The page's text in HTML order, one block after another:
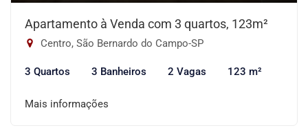
Apartamento à Venda com 3 quartos, 123m²
Centro, São Bernardo do Campo-SP
3 Quartos 3 Banheiros 2 Vagas 123 m²
Mais informações